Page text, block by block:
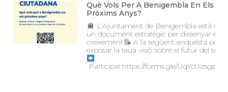
Què Vols Per A Benigembla En Els
Pròxims Anys?
L’Ajuntament de Benigembla està
un document estratègic per dissenyar el
creixement
A la següent enquesta pots
exposar la teua visió sobre el futur del teu
Participa! https://forms.gle/